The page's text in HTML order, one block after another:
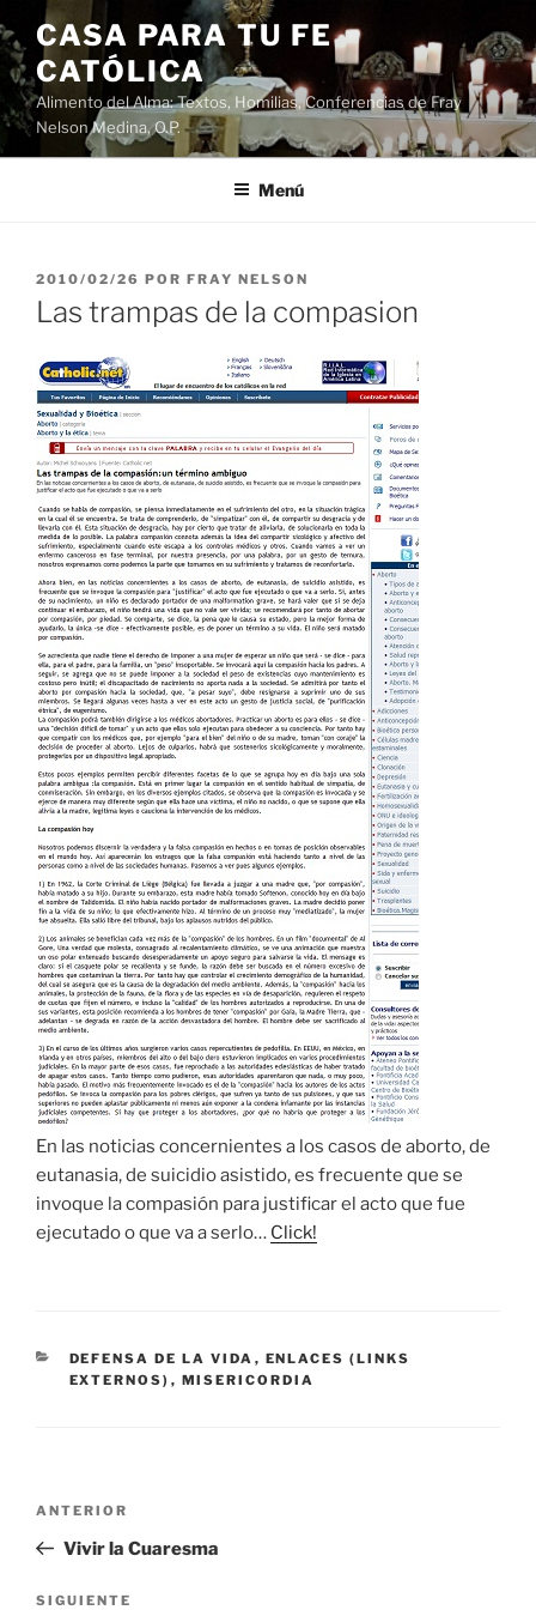
Saltar
al
contenido
CASA PARA TU FE
CATÓLICA
Alimento del Alma: Textos, Homilias, Conferencias de Fray
Nelson Medina, O.P.
Menú
PUBLICADO
EL
2010/02/26 POR FRAY NELSON
Las trampas de la compasion
En las noticias concernientes a los casos de aborto, de
eutanasia, de suicidio asistido, es frecuente que se
invoque la compasión para justificar el acto que fue
ejecutado o que va a serlo… Click!
CATEGORÍAS
DEFENSA DE LA VIDA , ENLACES (LINKS
EXTERNOS) , MISERICORDIA
entradas
Entrada
anterior:
ANTERIOR
Vivir la Cuaresma
Siguiente
SIGUIENTE